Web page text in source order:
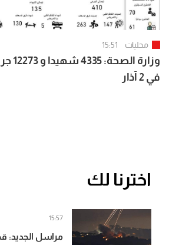
محليات 15:51
في 2 آذار
اخترنا لك
مراسل
15:57